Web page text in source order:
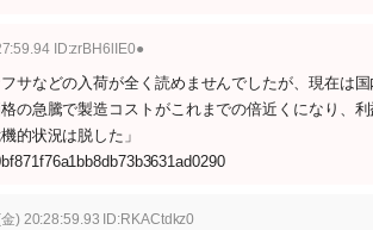
ID:zrBH6lIE0●
サなどの入荷が全く読めませんでしたが、現在は
の急騰で製造コストがこれまでの倍近くになり、利
的状況は脱した」
) 20:28:59.93 ID:RKACtdkz0